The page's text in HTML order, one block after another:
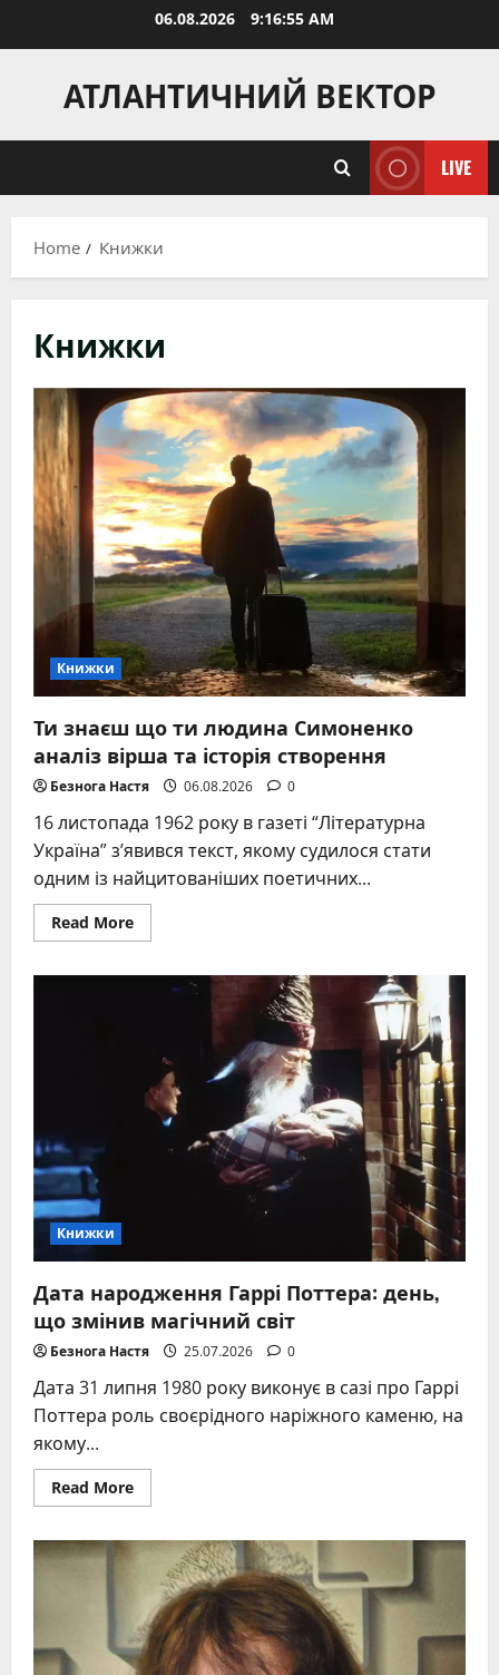
06.08.2026 9:16:57 AM
АТЛАНТИЧНИЙ ВЕКТОР
LIVE
Home Книжки
Книжки
Книжки
Ти знаєш що ти людина Симоненко
аналіз вірша та історія створення
Безнога Настя 06.08.2026 0
16 листопада 1962 року в газеті “Літературна
Україна” з’явився текст, якому судилося стати
одним із найцитованіших поетичних...
Read MoreRead
more
знаєш
Симоненко
аналіз
вірша
та
історія
створення
Книжки
Дата народження Гаррі Поттера: день,
що змінив магічний світ
Безнога Настя 25.07.2026 0
Дата 31 липня 1980 року виконує в сазі про Гаррі
Поттера роль своєрідного наріжного каменю, на
якому...
Read MoreRead
more
народження
Гаррі
Поттера:
день,
що
змінив
магічний
світ